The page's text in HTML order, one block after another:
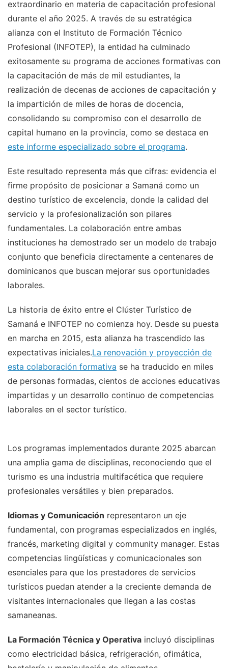
extraordinario en materia de capacitación profesional
durante el año 2025. A través de su estratégica
alianza con el Instituto de Formación Técnico
Profesional (INFOTEP), la entidad ha culminado
exitosamente su programa de acciones formativas con
la capacitación de más de mil estudiantes, la
realización de decenas de acciones de capacitación y
la impartición de miles de horas de docencia,
consolidando su compromiso con el desarrollo de
capital humano en la provincia, como se destaca en
este informe especializado sobre el programa.
Este resultado representa más que cifras: evidencia el
firme propósito de posicionar a Samaná como un
destino turístico de excelencia, donde la calidad del
servicio y la profesionalización son pilares
fundamentales. La colaboración entre ambas
instituciones ha demostrado ser un modelo de trabajo
conjunto que beneficia directamente a centenares de
dominicanos que buscan mejorar sus oportunidades
laborales.
La historia de éxito entre el Clúster Turístico de
Samaná e INFOTEP no comienza hoy. Desde su puesta
en marcha en 2015, esta alianza ha trascendido las
expectativas iniciales.La renovación y proyección de
esta colaboración formativa se ha traducido en miles
de personas formadas, cientos de acciones educativas
impartidas y un desarrollo continuo de competencias
laborales en el sector turístico.
Los programas implementados durante 2025 abarcan
una amplia gama de disciplinas, reconociendo que el
turismo es una industria multifacética que requiere
profesionales versátiles y bien preparados.
Idiomas y Comunicación representaron un eje
fundamental, con programas especializados en inglés,
francés, marketing digital y community manager. Estas
competencias lingüísticas y comunicacionales son
esenciales para que los prestadores de servicios
turísticos puedan atender a la creciente demanda de
visitantes internacionales que llegan a las costas
samaneanas.
La Formación Técnica y Operativa incluyó disciplinas
como electricidad básica, refrigeración, ofimática,